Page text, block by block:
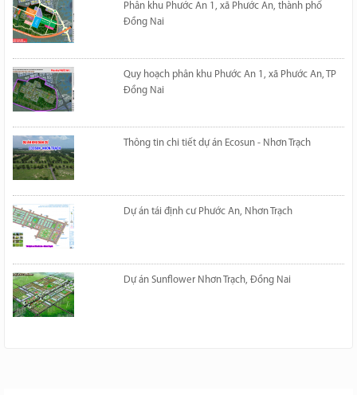
Phân khu Phước An 1, xã Phước An, thành phố
Đồng Nai
Quy hoạch phân khu Phước An 1, xã Phước An, TP
Đồng Nai
Thông tin chi tiết dự án Ecosun - Nhơn Trạch
Dự án tái định cư Phước An, Nhơn Trạch
Dự án Sunflower Nhơn Trạch, Đồng Nai